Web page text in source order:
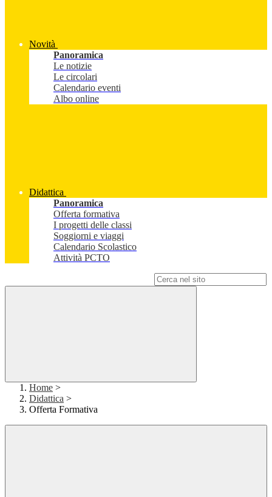
Novità
Panoramica
Le notizie
Le circolari
Calendario eventi
Albo online
Didattica
Panoramica
Offerta formativa
I progetti delle classi
Soggiorni e viaggi
Calendario Scolastico
Attività PCTO
Home >
Didattica >
Offerta Formativa